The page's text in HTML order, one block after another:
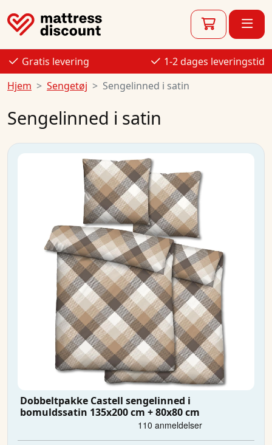
Gratis levering
1-2 dages leveringstid
Hjem
Sengetøj Sengelinned i satin
Sengelinned i satin
Dobbeltpakke Castell sengelinned i
bomuldssatin 135x200 cm + 80x80 cm